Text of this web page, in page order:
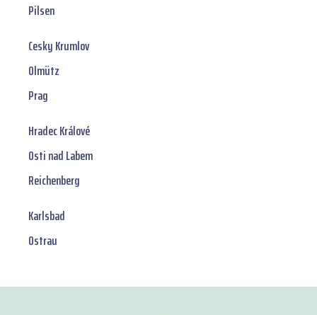
Pilsen
Cesky Krumlov
Olmütz
Prag
Hradec Králové
Osti nad Labem
Reichenberg
Karlsbad
Ostrau